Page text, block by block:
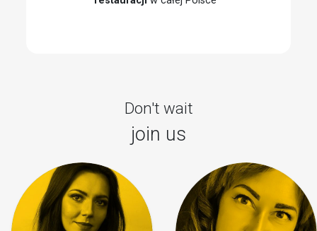
Don't wait
join us